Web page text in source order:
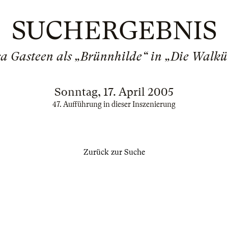
SUCHERGEBNIS
Gasteen als „Brünnhilde“ in „Die
Sonntag, 17. April 2005
47. Aufführung in dieser Inszenierung
Zurück zur Suche